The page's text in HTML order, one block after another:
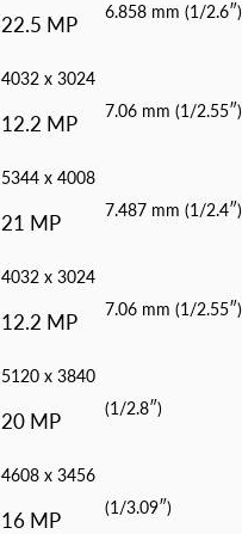
22.5 MP
6.858 mm (1/2.6″)
4032 x 3024
12.2 MP
7.06 mm (1/2.55″)
5344 х 4008
21 MP
7.487 mm (1/2.4″)
4032 x 3024
12.2 MP
7.06 mm (1/2.55″)
5120 x 3840
20 MP
(1/2.8″)
4608 x 3456
16 MP
(1/3.09″)